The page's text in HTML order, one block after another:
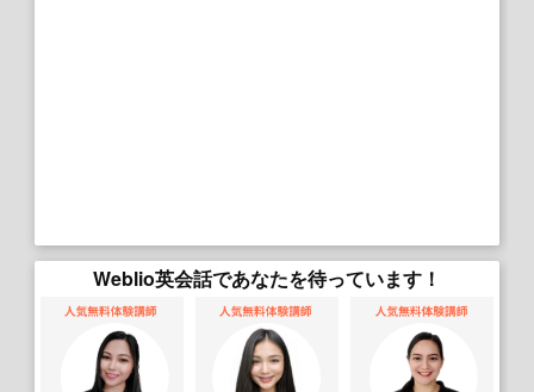
Weblio英会話であなたを待っています！